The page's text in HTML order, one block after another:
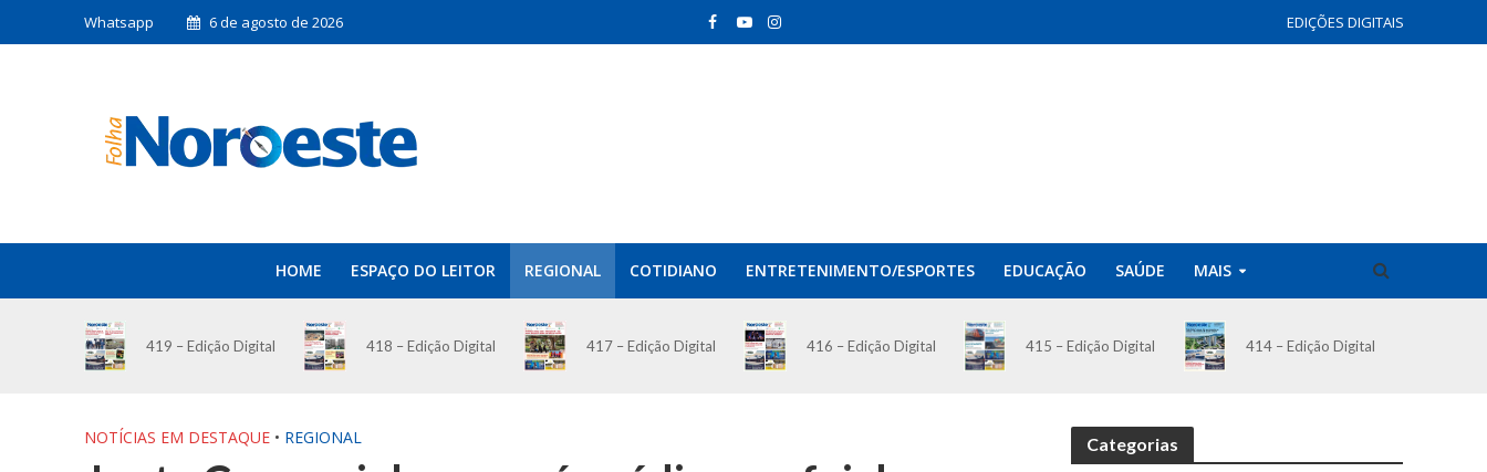
Whatsapp 6 de agosto de 2026 EDIÇÕES DIGITAIS
HOME ESPAÇO DO LEITOR REGIONAL COTIDIANO ENTRETENIMENTO/ESPORTES EDUCAÇÃO SAÚDE MAIS
419 – Edição Digital 418 – Edição Digital 417 – Edição Digital 416 – Edição Digital 415 – Edição Digital 414 – Edição Digital
NOTÍCIAS EM DESTAQUE • REGIONAL Categorias